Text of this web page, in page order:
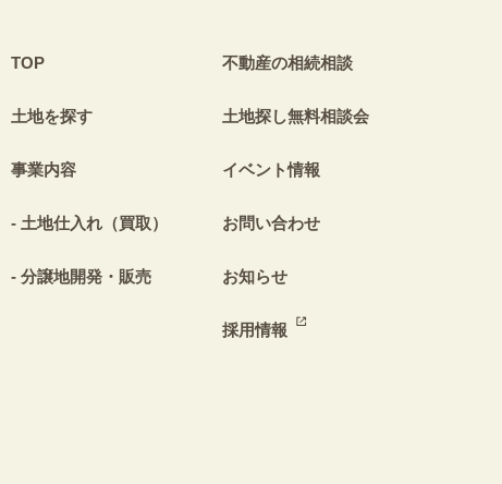
TOP
土地を探す
事業内容
土地仕入れ（買取）
分譲地開発・販売
不動産の相続相談
土地探し無料相談会
イベント情報
お問い合わせ
お知らせ
採用情報